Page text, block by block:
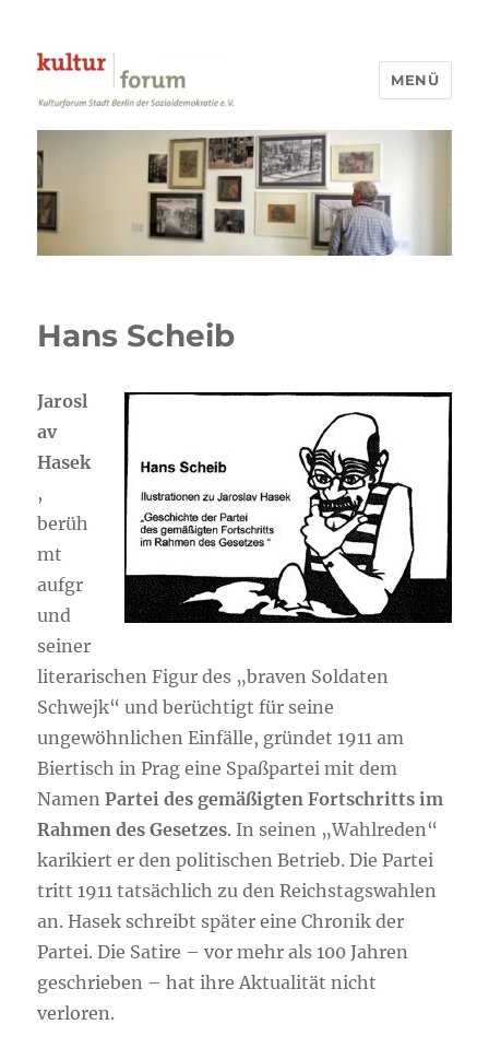
Kulturforum Stadt Berlin
MENÜ
Hans Scheib
Jarosl
av
Hasek
,
berüh
mt
aufgr
und
seiner
literarischen Figur des „braven Soldaten
Schwejk“ und berüchtigt für seine
ungewöhnlichen Einfälle, gründet 1911 am
Biertisch in Prag eine Spaßpartei mit dem
NamenPartei des gemäßigten Fortschritts im
Rahmen des Gesetzes. In seinen „Wahlreden“
karikiert er den politischen Betrieb. Die Partei
tritt 1911 tatsächlich zu den Reichstagswahlen
an. Hasek schreibt später eine Chronik der
Partei. Die Satire – vor mehr als 100 Jahren
geschrieben – hat ihre Aktualität nicht
verloren.